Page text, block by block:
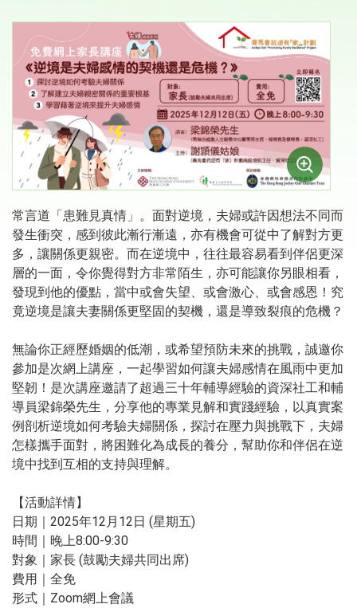
常言道「患難見真情」。面對逆境，夫婦或許因想法不同而
發生衝突，感到彼此漸行漸遠，亦有機會可從中了解對方更
多，讓關係更親密。而在逆境中，往往最容易看到伴侶更深
層的一面，令你覺得對方非常陌生，亦可能讓你另眼相看，
發現到他的優點，當中或會失望、或會激心、或會感恩！究
竟逆境是讓夫妻關係更堅固的契機，還是導致裂痕的危機？
無論你正經歷婚姻的低潮，或希望預防未來的挑戰，誠邀你
參加是次網上講座，一起學習如何讓夫婦感情在風雨中更加
堅韌！是次講座邀請了超過三十年輔導經驗的資深社工和輔
導員梁錦榮先生，分享他的專業見解和實踐經驗，以真實案
例剖析逆境如何考驗夫婦關係，探討在壓力與挑戰下，夫婦
怎樣攜手面對，將困難化為成長的養分，幫助你和伴侶在逆
境中找到互相的支持與理解。
【活動詳情】
日期｜2025年12月12日 (星期五)
時間｜晚上8:00-9:30
對象｜家長 (鼓勵夫婦共同出席)
費用｜全免
形式｜Zoom網上會議